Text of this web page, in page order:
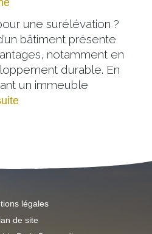
une surélévation ?
bâtiment présente
notamment en
durable. En
un immeuble
légales
de site